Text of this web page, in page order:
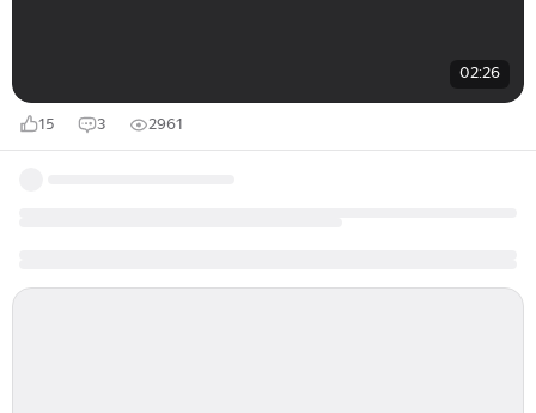
02:26
15 3 2961